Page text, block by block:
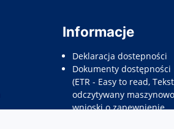
Informacje
Deklaracja dostepności
Dokumenty dostępności
(ETR - Easy to read, Tekst
odczytywany
wnioski o zapewnienie